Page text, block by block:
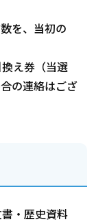
を、当初の
え券（当選
の連絡はござ
・歴史資料